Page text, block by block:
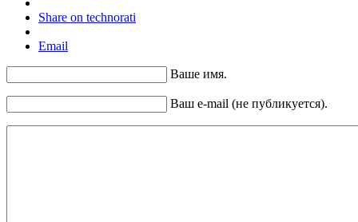
Share on technorati
Email
Ваше имя.
Ваш e-mail (не публикуется).